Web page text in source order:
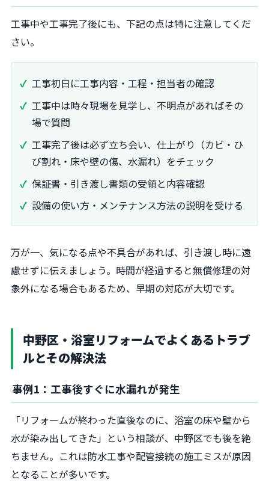
工事中や工事完了後にも、下記の点は特に注意してくだ
さい。
工事初日に工事内容・工程・担当者の確認
工事中は時々現場を見学し、不明点があればその
場で質問
工事完了後は必ず立ち会い、仕上がり（カビ・ひ
び割れ・床や壁の傷、水漏れ）をチェック
保証書・引き渡し書類の受領と内容確認
設備の使い方・メンテナンス方法の説明を受ける
万が一、気になる点や不具合があれば、引き渡し時に遠
慮せずに伝えましょう。時間が経過すると無償修理の対
象外になる場合もあるため、早期の対応が大切です。
中野区・浴室リフォームでよくあるトラブ
ルとその解決法
事例1：工事後すぐに水漏れが発生
「リフォームが終わった直後なのに、浴室の床や壁から
水が染み出してきた」という相談が、中野区でも後を絶
ちません。これは防水工事や配管接続の施工ミスが原因
となることが多いです。